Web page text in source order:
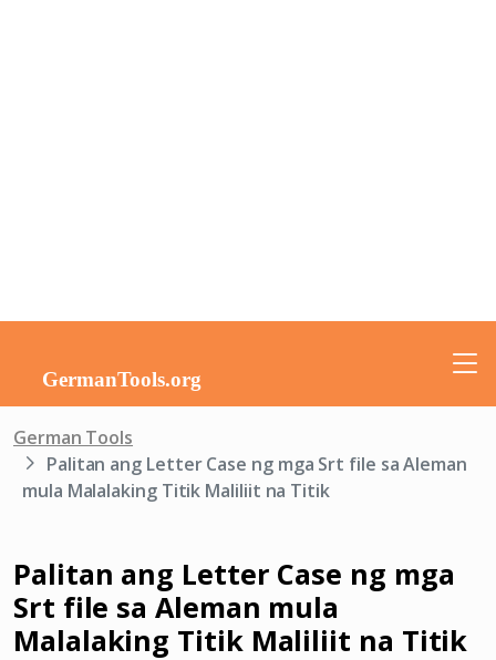
German Tools
Palitan ang Letter Case ng mga Srt file sa Aleman
mula Malalaking Titik Maliliit na Titik
Palitan ang Letter Case ng mga
Srt file sa Aleman mula
Malalaking Titik Maliliit na Titik